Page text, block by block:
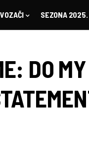
SEZONA 2025.
DO